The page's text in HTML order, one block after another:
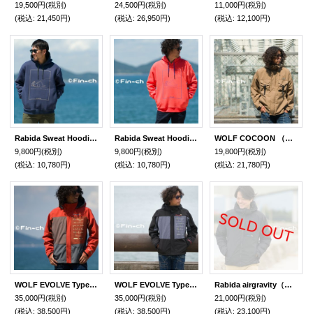
19,500円(税別)
(税込: 21,450円)
24,500円(税別)
(税込: 26,950円)
11,000円(税別)
(税込: 12,100円)
Rabida Sweat Hoodie(ラビダ スウェット フーディー)金青色（こんじょう）
9,800円(税別)
(税込: 10,780円)
Rabida Sweat Hoodie(ラビダ スウェット フーディー)紅赤色（べにあか）
9,800円(税別)
(税込: 10,780円)
WOLF COCOON （ウォルフコクーン）裏柳色（うらやなぎいろ）
19,800円(税別)
(税込: 21,780円)
WOLF EVOLVE Type beat （ウォルフエヴォルヴタイプビート）珊瑚珠色（さんごしゅいろ）
35,000円(税別)
(税込: 38,500円)
WOLF EVOLVE Type beat 檳榔子黒色（ウォルフエヴォルヴタイプビートびんろうじぐろいろ）
35,000円(税別)
(税込: 38,500円)
Rabida airgravity（ラビダエアグラビティ）漆黒色（しっこく）
21,000円(税別)
(税込: 23,100円)